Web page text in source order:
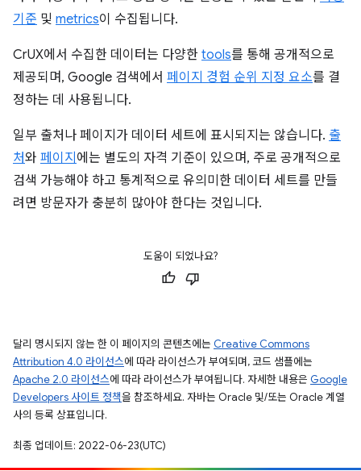
기준 및 metrics이 수집됩니다.
CrUX에서 수집한 데이터는 다양한 tools를 통해 공개적으로
제공되며, Google 검색에서 페이지 경험 순위 지정 요소를 결
정하는 데 사용됩니다.
일부 출처나 페이지가 데이터 세트에 표시되지는 않습니다. 출
처와 페이지 에는 별도의 자격 기준이 있으며, 주로 공개적으로
검색 가능해야 하고 통계적으로 유의미한 데이터 세트를 만들
려면 방문자가 충분히 많아야 한다는 것입니다.
도움이 되었나요?
달리 명시되지 않는 한 이 페이지의 콘텐츠에는 Creative Commons
Attribution 4.0 라이선스에 따라 라이선스가 부여되며, 코드 샘플에는
Apache 2.0 라이선스에 따라 라이선스가 부여됩니다. 자세한 내용은 Google
Developers 사이트 정책을 참조하세요. 자바는 Oracle 및/또는 Oracle 계열
사의 등록 상표입니다.
최종 업데이트: 2022-06-23(UTC)